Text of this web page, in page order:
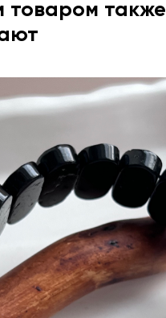
товаром также